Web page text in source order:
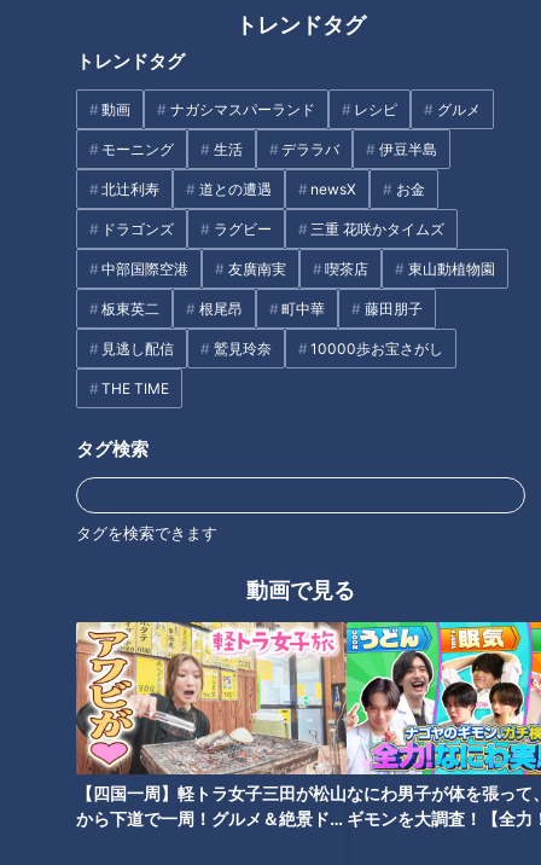
トレンドタグ
トレンドタグ
動画 ナガシマスパーランド レシピ グルメ
モーニング 生活 デララバ 伊豆半島
北辻利寿 道との遭遇 newsX お金
ドラゴンズ ラグビー 三重 花咲かタイムズ
中部国際空港 友廣南実 喫茶店 東山動植物園
板東英二 根尾昂 町中華 藤田朋子
見逃し配信 鷲見玲奈 10000歩お宝さがし
THE TIME
タグ検索
タグを検索できます
動画で見る
【四国一周】軽トラ女子三田が松山
から下道で一周！グルメ＆絶景ドラ
なにわ男子が体を張って
ギモンを大調査！【全力
粘着クリーナー「コロコロ」驚
きの誕生秘話に見る、熱き開発
魂と究極のアイデア
横浜にある不思議な構造をした
アンダーパスを解明！道が並行
して2階建てになったワケとは
初音ミクにあざとさを感じた曲
巨大な山 業者は「油にリサイ
クルできる」【newsX】
タグ
チャント！ マヂカルラブリー